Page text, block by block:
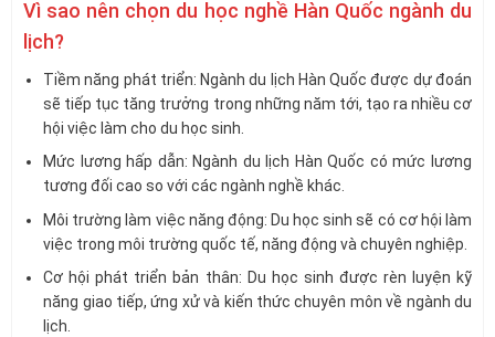
Vì sao nên chọn du học nghề Hàn Quốc ngành du
lịch?
Tiềm năng phát triển: Ngành du lịch Hàn Quốc được dự đoán
sẽ tiếp tục tăng trưởng trong những năm tới, tạo ra nhiều cơ
hội việc làm cho du học sinh.
Mức lương hấp dẫn: Ngành du lịch Hàn Quốc có mức lương
tương đối cao so với các ngành nghề khác.
Môi trường làm việc năng động: Du học sinh sẽ có cơ hội làm
việc trong môi trường quốc tế, năng động và chuyên nghiệp.
Cơ hội phát triển bản thân: Du học sinh được rèn luyện kỹ
năng giao tiếp, ứng xử và kiến thức chuyên môn về ngành du
lịch.